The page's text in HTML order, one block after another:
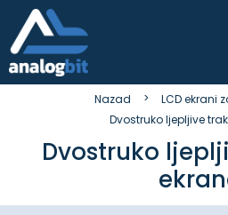
Nazad
LCD ekrani
Dvostruko ljepljive
Dvostruko